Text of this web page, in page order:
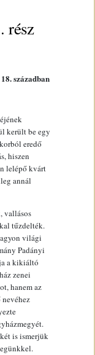
rész
században
került be egy
eredő
hiszen
lelépő kvárt
annál
vallásos
tűzdelték.
világi
Padányi
a kikiáltó
zenei
hanem az
is ismerjük